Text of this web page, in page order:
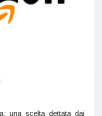
una scelta dettata dai